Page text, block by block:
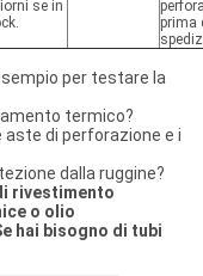
se in
prima
per testare la
termico?
di perforazione e i
dalla ruggine?
rivestimento
o olio
hai bisogno di tubi